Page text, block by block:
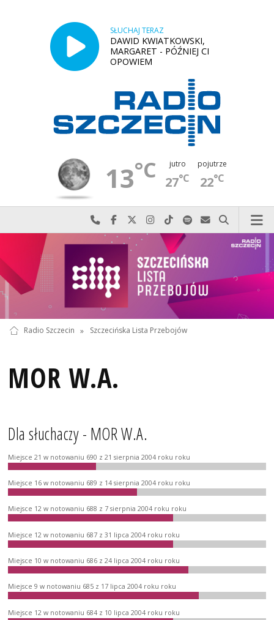
SŁUCHAJ TERAZ
DAWID KWIATKOWSKI,
MARGARET - PÓŹNIEJ CI
OPOWIEM
13°C jutro
27°C
pojutrze
22°C
Najlepiej po prostu do nas zadzwoń
Odwiedź nas na Facebook-u
Odwiedź nas na X
Odwiedź nas na Instagram-ie
Odwiedź nas na TikTok-u
Szukaj nas na Spotify
Wyślij do nas
Szukaj
Radio Szczecin » Szczecińska Lista Przebojów
MOR W.A.
Dla słuchaczy - MOR W.A.
Miejsce 21 w notowaniu 690 z 21 sierpnia 2004 roku roku
Miejsce 16 w notowaniu 689 z 14 sierpnia 2004 roku roku
Miejsce 12 w notowaniu 688 z 7 sierpnia 2004 roku roku
Miejsce 12 w notowaniu 687 z 31 lipca 2004 roku roku
Miejsce 10 w notowaniu 686 z 24 lipca 2004 roku roku
Miejsce 9 w notowaniu 685 z 17 lipca 2004 roku roku
Miejsce 12 w notowaniu 684 z 10 lipca 2004 roku roku